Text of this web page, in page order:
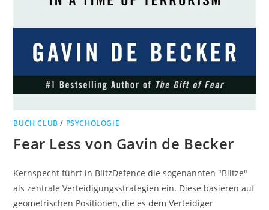
BUCH CLUB / PSYCHOLOGIE
Fear Less von Gavin de Becker
Kernspecht führt in BlitzDefence die sogenannten "Blitze"
als zentrale Verteidigungsstrategien ein. Diese basieren auf
geometrischen Positionen, die es dem Verteidiger